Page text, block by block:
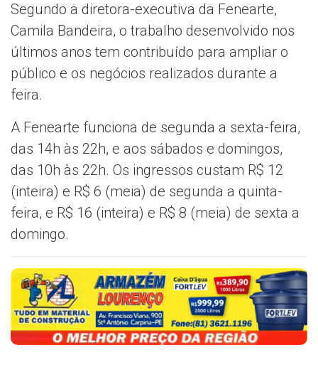
Segundo a diretora-executiva da Fenearte,
Camila Bandeira, o trabalho desenvolvido nos
últimos anos tem contribuído para ampliar o
público e os negócios realizados durante a
feira.
A Fenearte funciona de segunda a sexta-feira,
das 14h às 22h, e aos sábados e domingos,
das 10h às 22h. Os ingressos custam R$ 12
(inteira) e R$ 6 (meia) de segunda a quinta-
feira, e R$ 16 (inteira) e R$ 8 (meia) de sexta a
domingo.